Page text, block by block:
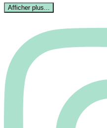
Afficher plus...